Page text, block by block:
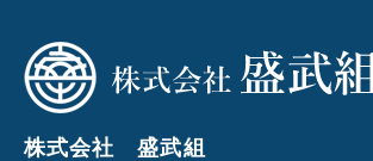
株式会社 盛武組